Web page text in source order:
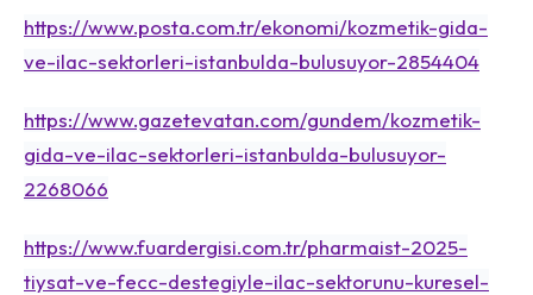
https://www.posta.com.tr/ekonomi/kozmetik-gida-
ve-ilac-sektorleri-istanbulda-bulusuyor-2854404
https://www.gazetevatan.com/gundem/kozmetik-
gida-ve-ilac-sektorleri-istanbulda-bulusuyor-
2268066
https://www.fuardergisi.com.tr/pharmaist-2025-
tiysat-ve-fecc-destegiyle-ilac-sektorunu-kuresel-